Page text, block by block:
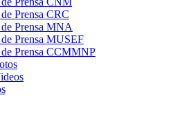
Prensa CRC
Prensa MNA
Prensa MUSEF
Prensa CCMMNP